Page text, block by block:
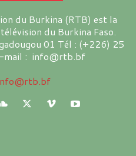
du Burkina (RTB) est la
du Burkina Faso.
01 Tél : (+226) 25
: info@rtb.bf